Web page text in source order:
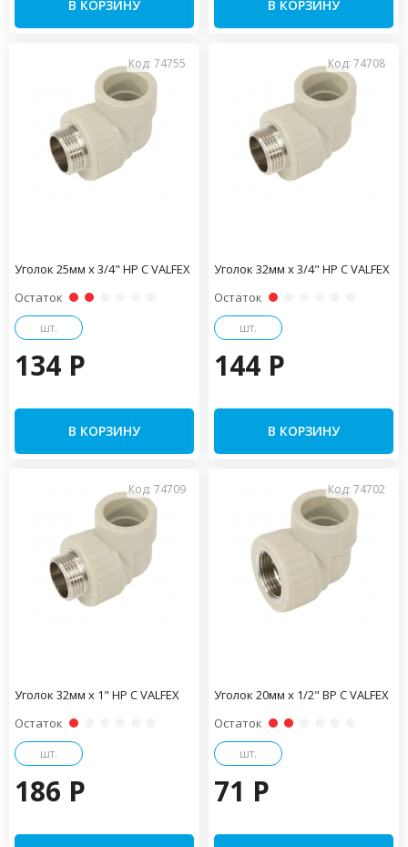
В КОРЗИНУ В КОРЗИНУ
Код: 74755
Уголок 25мм x 3/4" НР С VALFEX
Остаток
шт.
134 P
В КОРЗИНУ
Код: 74708
Уголок 32мм x 3/4" НР С VALFEX
Остаток
шт.
144 P
В КОРЗИНУ
Код: 74709
Уголок 32мм x 1" НР С VALFEX
Остаток
шт.
186 P
Код: 74702
Уголок 20мм x 1/2" ВР С VALFEX
Остаток
шт.
71 P